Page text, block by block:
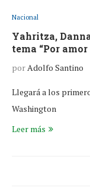
Nacional
Yahritza,
tema “Por
porAdolfo Santino
Llegará a los
Washington
Leer más